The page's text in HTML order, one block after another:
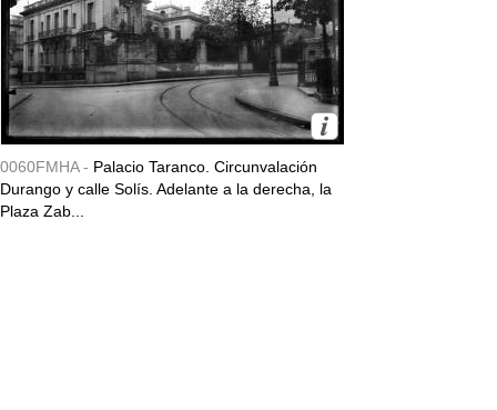
0060FMHA - Palacio Taranco. Circunvalación
Durango y calle Solís. Adelante a la derecha, la
Plaza Zab...